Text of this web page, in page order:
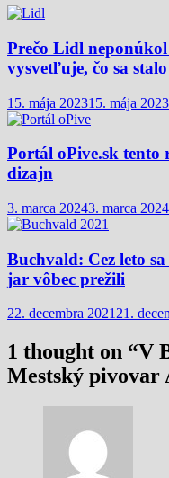
Prečo Lidl
vysvetľuje, čo sa stalo
15. mája 202315. mája 2023
Portál oPive.sk tento
dizajn
3. marca 20243. marca 2024
Buchvald: Cez leto
jar vôbec prežili
22. decembra 202121.
1 thought on “V
Mestský pivovar